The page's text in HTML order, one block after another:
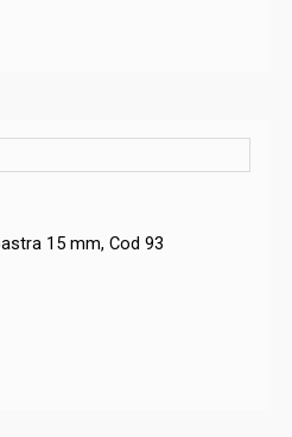
15 mm, Cod 93